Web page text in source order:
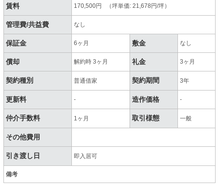
賃料 170,500円 （坪単価: 21,678円/坪）
管理費/共益費 なし
保証金 6ヶ月 敷金 なし
償却 解約時 3ヶ月 礼金 3ヶ月
契約種別 普通借家 契約期間 3年
更新料 - 造作価格 -
仲介手数料 1ヶ月 取引様態 一般
その他費用
引き渡し日 即入居可
備考